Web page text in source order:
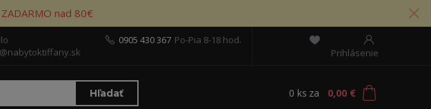
nad 80€
Prihlásenie
Hľadať
0905 430 367 Po-Pia 8-18 hod.
0 ks za 0,00 €